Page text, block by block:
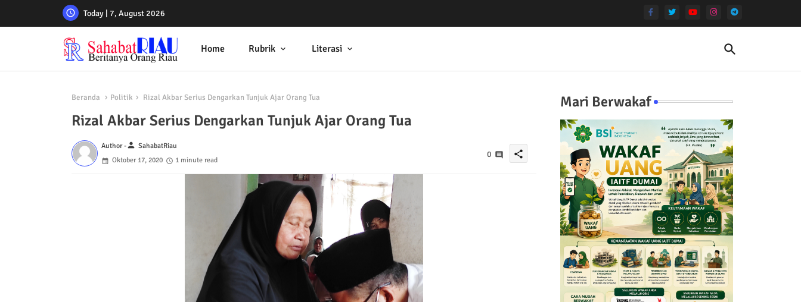
Today | 7, August 2026
Home Rubrik Literasi
Beranda Politik Rizal Akbar Serius Dengarkan Tunjuk Ajar Orang Tua
Rizal Akbar Serius Dengarkan Tunjuk Ajar Orang Tua
Author -person SahabatRiau
Oktober 17, 2020
1 minute read
0 share
Mari Berwakaf